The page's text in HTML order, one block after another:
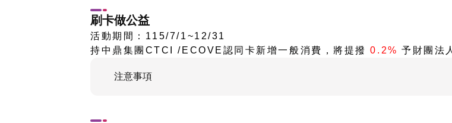
刷卡做公益
活動期間：115/7/1~12/31
持中鼎集團CTCI /ECOVE認同卡新增一般消費，將提撥0.2%予財團法
注意事項